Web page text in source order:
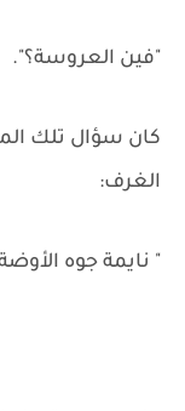
"فين العروسة؟".
كان سؤال تلك
الغرف:
" نايمة جوه